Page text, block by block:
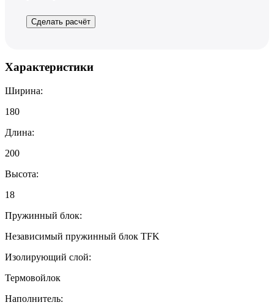
Сделать расчёт
Характеристики
Ширина:
180
Длина:
200
Высота:
18
Пружинный блок:
Независимый пружинный блок TFK
Изолирующий слой:
Термовойлок
Наполнитель: